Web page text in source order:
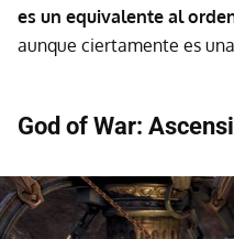
es un equivalente al
aunque ciertamente es
God of War: